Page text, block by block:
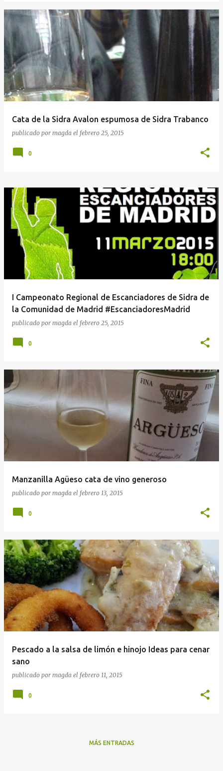
Cata de la Sidra Avalon espumosa de Sidra Trabanco
publicado por magda el febrero 25, 2015
0
I Campeonato Regional de Escanciadores de Sidra de
la Comunidad de Madrid #EscanciadoresMadrid
publicado por magda el febrero 25, 2015
0
Manzanilla Agüeso cata de vino generoso
publicado por magda el febrero 13, 2015
0
Pescado a la salsa de limón e hinojo Ideas para cenar
sano
publicado por magda el febrero 11, 2015
0
MÁS ENTRADAS